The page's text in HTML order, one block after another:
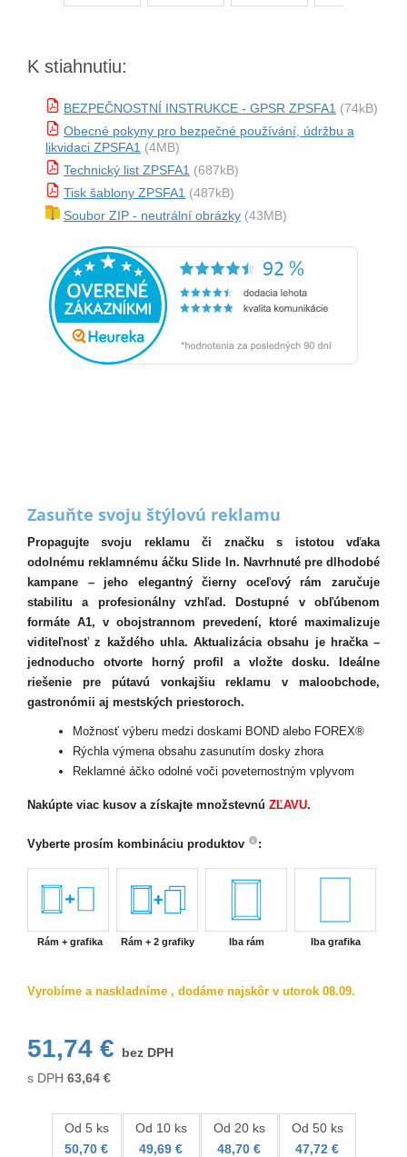
K stiahnutiu:
BEZPEČNOSTNÍ INSTRUKCE - GPSR ZPSFA1 (74kB)
Obecné pokyny pro bezpečné používání, údržbu a
likvidaci ZPSFA1 (4MB)
Technický list ZPSFA1 (687kB)
Tisk šablony ZPSFA1 (487kB)
Soubor ZIP - neutrální obrázky (43MB)
Zasuňte svoju štýlovú reklamu
Propagujte svoju reklamu či značku s istotou vďaka
odolnému reklamnému áčku Slide In. Navrhnuté pre dlhodobé
kampane – jeho elegantný čierny oceľový rám zaručuje
stabilitu a profesionálny vzhľad. Dostupné v obľúbenom
formáte A1, v obojstrannom prevedení, ktoré maximalizuje
viditeľnosť z každého uhla. Aktualizácia obsahu je hračka –
jednoducho otvorte horný profil a vložte dosku. Ideálne
riešenie pre pútavú vonkajšiu reklamu v maloobchode,
gastronómii aj mestských priestoroch.
Možnosť výberu medzi doskami BOND alebo FOREX®
Rýchla výmena obsahu zasunutím dosky zhora
Reklamné áčko odolné voči poveternostným vplyvom
Nakúpte viac kusov a získajte množstevnú ZĽAVU.
Vyberte prosím kombináciu produktov :
Rám + grafika Rám + 2 grafiky Iba rám Iba grafika
Vyrobíme a naskladníme , dodáme najskôr v utorok 08.09.
51,74 €
bez DPH
s DPH 63,64 €
Od 5 ks
50,70 €
Od 10 ks
49,69 €
Od 20 ks
48,70 €
Od 50 ks
47,72 €